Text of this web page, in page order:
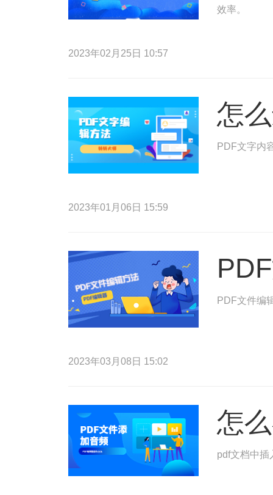
效率。
2023年02月25日 10:57
怎
PDF文字内
2023年01月06日 15:59
PDF文件编
2023年03月08日 15:02
怎
pdf文档中插